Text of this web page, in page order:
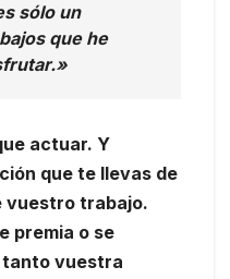
sólo un
que he
actuar. Y
que te llevas de
vuestro trabajo.
premia o se
vuestra